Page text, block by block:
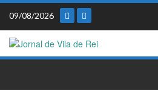
Skip
content
09/08/2026